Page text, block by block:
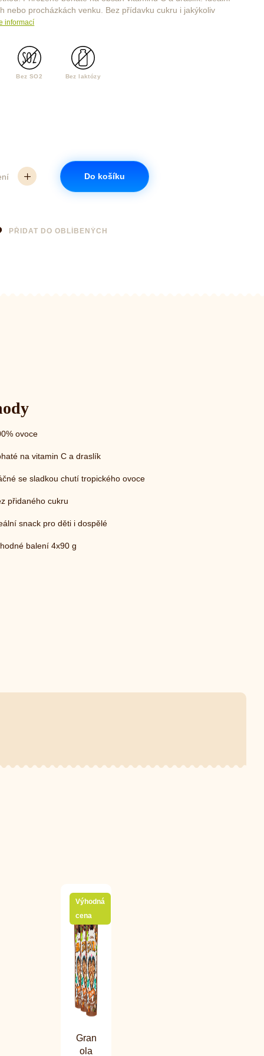
nebo procházkách venku. Bez přídavku cukru i jakýkoliv
informací
Bez SO2 Bez laktózy
Do košíku
PŘIDAT DO OBLÍBENÝCH
ovoce
na vitamin C a draslík
se sladkou chutí tropického ovoce
přidaného cukru
snack pro děti i dospělé
balení 4x90 g
Výhodná
cena
Gran
ola